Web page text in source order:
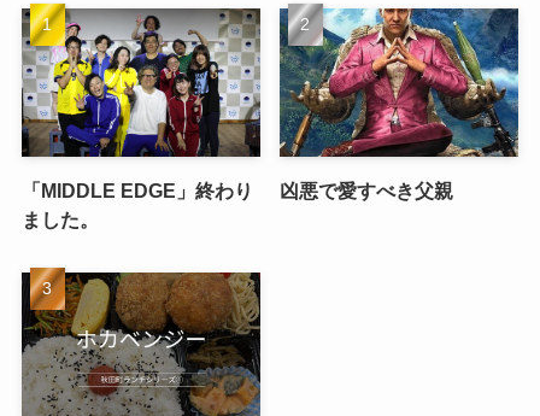
「MIDDLE EDGE」終わり
ました。
凶悪で愛すべき父親